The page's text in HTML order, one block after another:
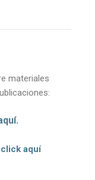
materiales
.
click aquí